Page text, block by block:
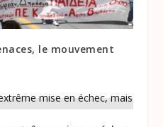
le mouvement